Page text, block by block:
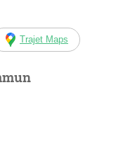
Trajet Maps